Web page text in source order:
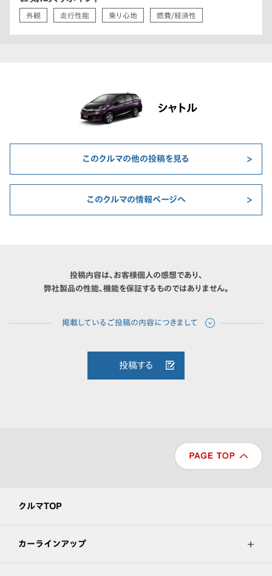
外観 走行性能 乗り心地 燃費/経済性
シャトル
このクルマの他の投稿を見る
このクルマの情報ページへ
投稿内容は、お客様個人の感想であり、
弊社製品の性能、機能を保証するものではありません。
投稿する
クルマTOP
カーラインアップ